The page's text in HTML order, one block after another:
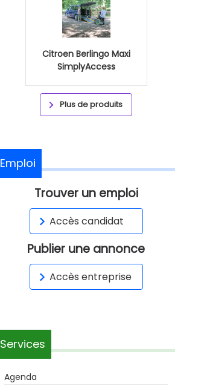
Citroen Berlingo Maxi
SimplyAccess
Plus de produits
Emploi
Trouver un emploi
Accès candidat
Publier une annonce
Accès entreprise
Services
Agenda